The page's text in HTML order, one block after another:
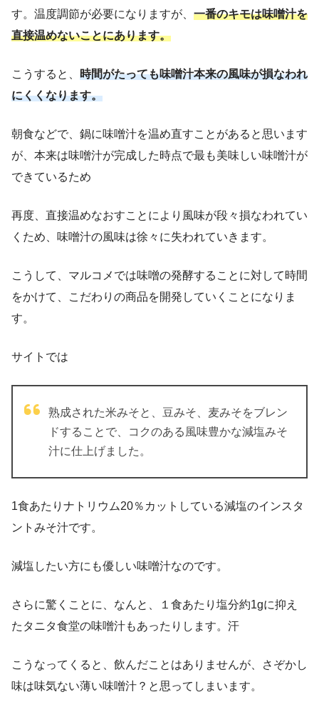
す。温度調節が必要になりますが、 一番のキモは味噌汁を
直接温めないことにあります。
こうすると、 時間がたっても味噌汁本来の風味が損なわれ
にくくなります。
朝食などで、鍋に味噌汁を温め直すことがあると思います
が、本来は味噌汁が完成した時点で最も美味しい味噌汁が
できているため
再度、直接温めなおすことにより風味が段々損なわれてい
くため、味噌汁の風味は徐々に失われていきます。
こうして、マルコメでは味噌の発酵することに対して時間
をかけて、こだわりの商品を開発していくことになりま
す。
サイトでは
熟成された米みそと、豆みそ、麦みそをブレン
ドすることで、コクのある風味豊かな減塩みそ
汁に仕上げました。
1食あたりナトリウム20％カットしている減塩のインスタ
ントみそ汁です。
減塩したい方にも優しい味噌汁なのです。
さらに驚くことに、なんと、１食あたり塩分約1gに抑え
たタニタ食堂の味噌汁もあったりします。汗
こうなってくると、飲んだことはありませんが、さぞかし
味は味気ない薄い味噌汁？と思ってしまいます。